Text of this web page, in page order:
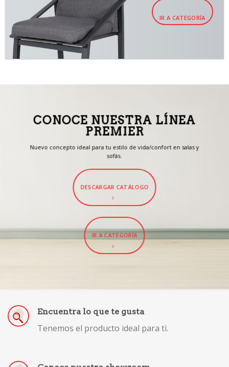
IR A CATEGORÍA
CONOCE NUESTRA LÍNEA
PREMIER
Nuevo concepto ideal para tu estilo de vida/confort en salas y
sofás.
DESCARGAR CATÁLOGO
IR A CATEGORÍA
Encuentra lo que te gusta
Tenemos el producto ideal para ti.